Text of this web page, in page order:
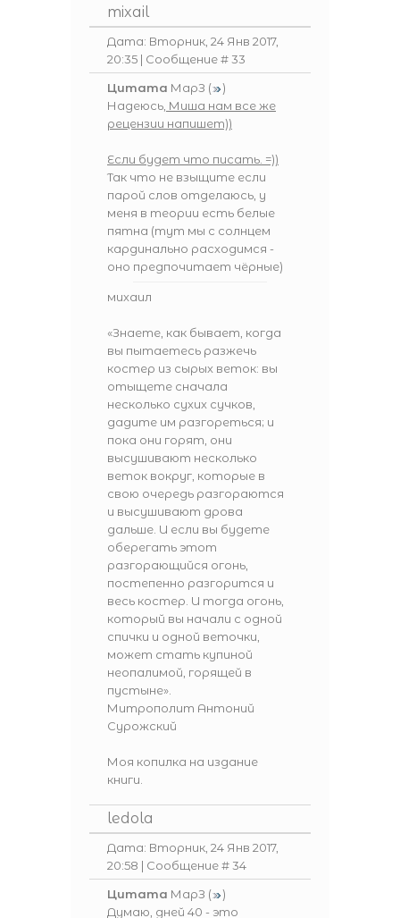
mixail
Дата: Вторник, 24 Янв 2017,
20:35 | Сообщение #33
Цитата МарЗ (
)
Надеюсь , Миша нам все же
рецензии напишет))
Если будет что писать. =))
Так что не взыщите если
парой слов отделаюсь, у
меня в теории есть белые
пятна (тут мы с солнцем
кардинально расходимся -
оно предпочитает чёрные)
михаил
«Знаете, как бывает, когда
вы пытаетесь разжечь
костер из сырых веток: вы
отыщете сначала
несколько сухих сучков,
дадите им разгореться; и
пока они горят, они
высушивают несколько
веток вокруг, которые в
свою очередь разгораются
и высушивают дрова
дальше. И если вы будете
оберегать этот
разгорающийся огонь,
постепенно разгорится и
весь костер. И тогда огонь,
который вы начали с одной
спички и одной веточки,
может стать купиной
неопалимой, горящей в
пустыне».
Митрополит Антоний
Сурожский
Моя копилка на издание
книги.
ledola
Дата: Вторник, 24 Янв 2017,
20:58 | Сообщение #34
Цитата МарЗ (
)
Думаю, дней 40 - это